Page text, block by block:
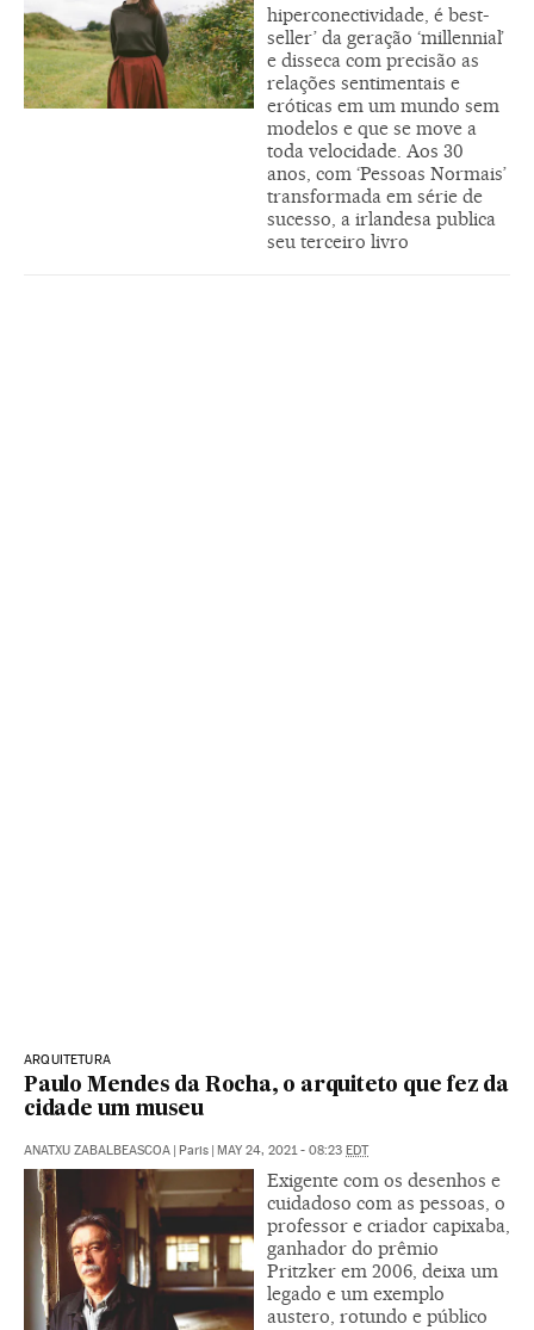
hiperconectividade, é best-
seller’ da geração ‘millennial’
e disseca com precisão as
relações sentimentais e
eróticas em um mundo sem
modelos e que se move a
toda velocidade. Aos 30
anos, com ‘Pessoas Normais’
transformada em série de
sucesso, a irlandesa publica
seu terceiro livro
ARQUITETURA
Paulo Mendes da Rocha, o arquiteto que fez da
cidade um museu
ANATXU ZABALBEASCOA Paris MAY 24, 2021 - 08:23 EDT
Exigente com os desenhos e
cuidadoso com as pessoas, o
professor e criador capixaba,
ganhador do prêmio
Pritzker em 2006, deixa um
legado e um exemplo
austero, rotundo e público